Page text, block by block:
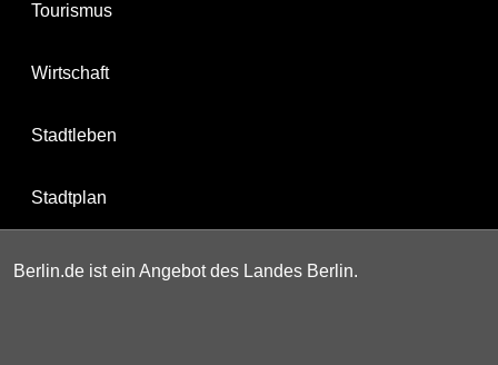
Tourismus
Wirtschaft
Stadtleben
Stadtplan
Berlin.de ist ein Angebot des Landes Berlin.